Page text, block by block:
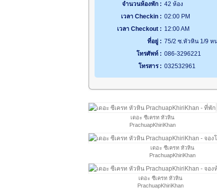
จำนวนห้องพัก : 42 ห้อง
เวลา Checkin : 02:00 PM
เวลา Checkout : 12:00 AM
ที่อยู่ : 75/2 ซ.หัวหิน 1/9 ห
โทรศัพท์ : 086-3296221
โทรสาร : 032532961
เดอะ ซีเครท หัวหิน
PrachuapKhiriKhan
เดอะ ซีเครท หัวหิน
PrachuapKhiriKhan
เดอะ ซีเครท หัวหิน
PrachuapKhiriKhan